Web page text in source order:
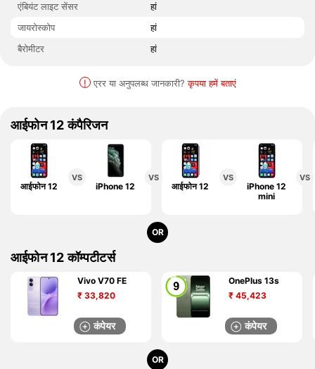
एंबियंट लाइट सेंसर
हां
जायरोस्कोप
हां
बैरोमीटर
हां
! एरर या अनुपलब्ध जानकारी?कृपया हमें बताएं
आईफोन 12 कंपैरिजन
आईफोन 12
VS
iPhone 12
VS
iPhone 11
आईफोन 12
VS
iPhone 12
mini
VS
OR
आईफोन 12 कॉम्पटीटर्स
Vivo V70 FE
₹ 33,820
कंपेयर
OnePlus 13s
₹ 45,423
कंपेयर
OR